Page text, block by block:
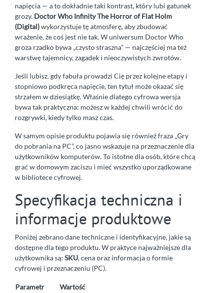
napięcia — a to dokładnie taki kontrast, który lubi gatunek
grozy. Doctor Who Infinity The Horror of Flat Holm
(Digital)wykorzystuje tę atmosferę, aby zbudować
wrażenie, że coś jest nie tak. W uniwersum Doctor Who
groza rzadko bywa „czysto straszna” — najczęściej ma też
warstwę tajemnicy, zagadek i nieoczywistych zwrotów.
Jeśli lubisz, gdy fabuła prowadzi Cię przez kolejne etapy i
stopniowo podkręca napięcie, ten tytuł może okazać się
strzałem w dziesiątkę. Właśnie dlatego cyfrowa wersja
bywa tak praktyczna: możesz w każdej chwili wrócić do
rozgrywki, kiedy tylko masz czas.
W samym opisie produktu pojawia się również fraza „Gry
do pobrania na PC”, co jasno wskazuje na przeznaczenie dla
użytkowników komputerów. To istotne dla osób, które chcą
grać w domowym zaciszu i mieć wszystko uporządkowane
w bibliotece cyfrowej.
Specyfikacja techniczna i
informacje produktowe
Poniżej zebrano dane techniczne i identyfikacyjne, jakie są
dostępne dla tego produktu. W praktyce najważniejsze dla
użytkownika są: SKU, cena oraz informacja o formie
cyfrowej i przeznaczeniu (PC).
Parametr
Wartość